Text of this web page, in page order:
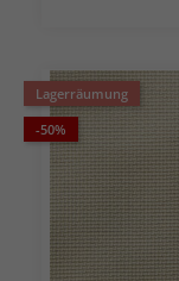
Lagerräumung
-50%